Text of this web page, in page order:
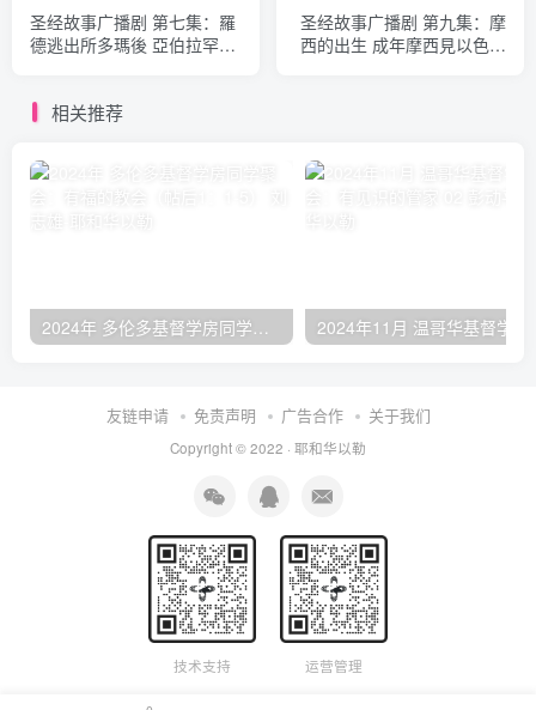
圣经故事广播剧 第七集：羅
德逃出所多瑪後 亞伯拉罕在
圣经故事广播剧 第九集：摩
西的出生 成年摩西見以色列
相关推荐
2024年 多伦多基督学房同学聚会：有福的教会（帖后1：1-5） 刘志雄
友链申请 免责声明 广告合作 关于我们
Copyright © 2022 · 耶和华以勒
技术支持 运营管理